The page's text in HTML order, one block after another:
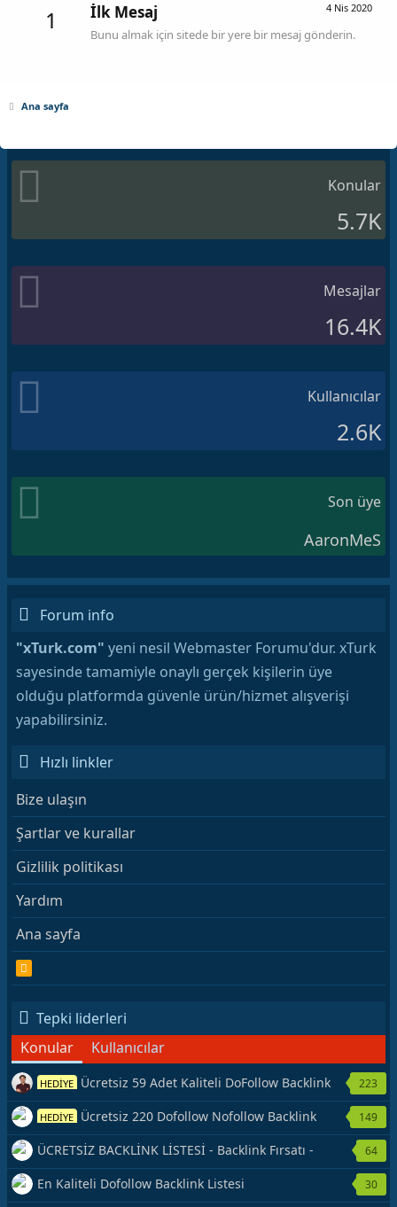
1 4 Nis 2020
İlk Mesaj
Bunu almak için sitede bir yere bir mesaj gönderin.
Ana sayfa
Konular
5.7K
Mesajlar
16.4K
Kullanıcılar
2.6K
Son üye
AaronMeS
Forum info
"xTurk.com" yeni nesil Webmaster Forumu'dur. xTurk
sayesinde tamamiyle onaylı gerçek kişilerin üye
olduğu platformda güvenle ürün/hizmet alışverişi
yapabilirsiniz.
Hızlı linkler
Bize ulaşın
Şartlar ve kurallar
Gizlilik politikası
Yardım
Ana sayfa
R
S
Tepki liderleri
Konular
Kullanıcılar
HEDİYE Ücretsiz 59 Adet Kaliteli DoFollow Backlink
Kaynağı Veriyorum.
223
HEDİYE Ücretsiz 220 Dofollow Nofollow Backlink
Veriyorum
149
ÜCRETSİZ BACKLİNK LİSTESİ - Backlink Fırsatı -
Hemen Yetiş!
64
En Kaliteli Dofollow Backlink Listesi 30